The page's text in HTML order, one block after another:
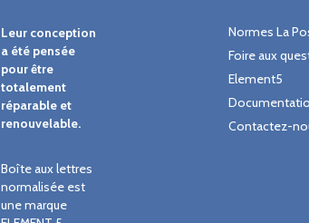
Leur conception
a été pensée
pour être
totalement
réparable et
renouvelable.
Boîte aux lettres
normalisée est
une marque
Normes La
Foire aux
Element5
Contactez-